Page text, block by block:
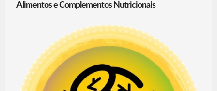
Alimentos e Complementos Nutricionais